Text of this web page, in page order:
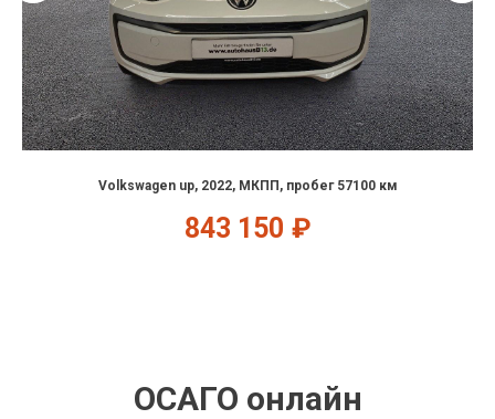
Volkswagen up, 2022, МКПП, пробег 57100 км
843 150 ₽
ОСАГО онлайн